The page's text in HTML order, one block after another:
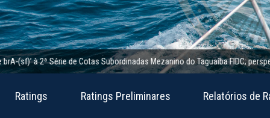
2ª Série de Cotas Subordinadas Mezanino do Taguaíba FIDC; perspectiva
Ratings Ratings Preliminares Relatórios de